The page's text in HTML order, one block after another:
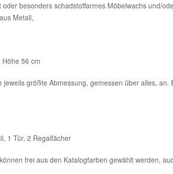
besonders schadstoffarmes Möbelwachs und/
Metall,
56 cm
jeweils größte Abmessung, gemessen über alles,
1 Tür, 2 Regalfächer
frei aus den Katalogfarben gewählt werden,